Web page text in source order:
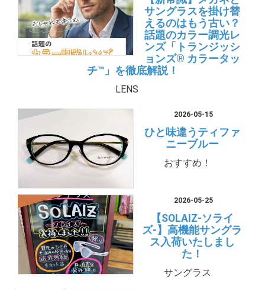
サングラスを掛け替
えるのはもう古い？
話題のカラー調光レ
ンズ「トランジッシ
ョンズ® カラータッ
チ™」を徹底解説！
LENS
2026-05-15
ひと味違うティファ
ニーブルー
おすすめ！
2026-05-25
【SOLAIZ-ソライ
ズ-】高機能サングラ
ス入荷いたしまし
た！
サングラス